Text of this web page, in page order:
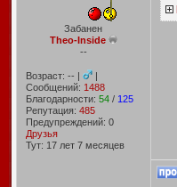
Забанен
Theo-Inside
--
Возраст: -- |
|
Сообщений: 1488
Благодарности: 54/ 125
Репутация: 485
Предупреждений: 0
Друзья
Тут: 17 лет 7 месяцев